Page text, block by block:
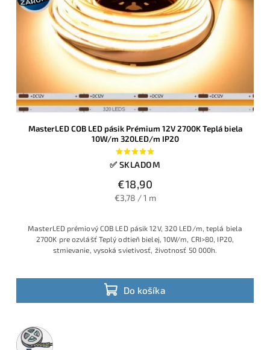
MasterLED COB LED pásik Prémium 12V 2700K Teplá biela
10W/m 320LED/m IP20
✅ SKLADOM
€18,90
€3,78 / 1 m
Do košíka
MasterLED prémiový COB LED pásik 12V, 320 LED/m, teplá biela
2700K pre ozvlášť Teplý odtieň bielej, 10W/m, CRI>80, IP20,
stmievanie, vysoká svietivosť, životnosť 50 000h.
5m
rolka